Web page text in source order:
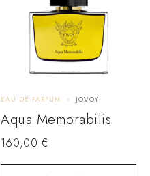
EAU DE PARFUM JOVOY
Aqua Memorabilis
160,00 €